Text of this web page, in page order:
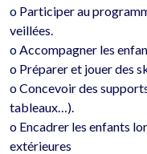
o	Participer au programme du camp : activités, grands jeux et
veillées.
o	Accompagner les enfants dans les gestes du quotidien.
o	Préparer et jouer des sketches, chansons ou chants.
o	Concevoir des supports d’apprentissage ludiques (affiches,
tableaux…).
o	Encadrer les enfants lors des trajets convoyages ou activités
extérieures